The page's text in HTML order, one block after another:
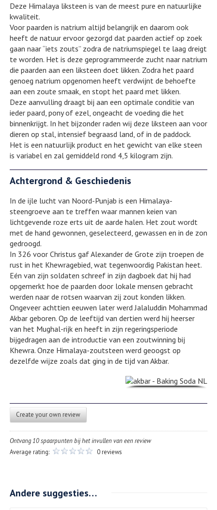
Deze Himalaya liksteen is van de meest pure en natuurlijke
kwaliteit.
Voor paarden is natrium altijd belangrijk en daarom ook
heeft de natuur ervoor gezorgd dat paarden actief op zoek
gaan naar “iets zouts” zodra de natriumspiegel te laag dreigt
te worden. Het is deze geprogrammeerde zucht naar natrium
die paarden aan een liksteen doet likken. Zodra het paard
genoeg natrium opgenomen heeft verdwijnt de behoefte
aan een zoute smaak, en stopt het paard met likken.
Deze aanvulling draagt bij aan een optimale conditie van
ieder paard, pony of ezel, ongeacht de voeding die het
binnenkrijgt. In het bijzonder raden wij deze liksteen aan voor
dieren op stal, intensief begraasd land, of in de paddock.
Het is een natuurlijk product en het gewicht van elke steen
is variabel en zal gemiddeld rond 4,5 kilogram zijn.
Achtergrond & Geschiedenis
In de ijle lucht van Noord-Punjab is een Himalaya-
steengroeve aan te treffen waar mannen keien van
lichtgevende roze erts uit de aarde halen. Het zout wordt
met de hand gewonnen, geselecteerd, gewassen en in de zon
gedroogd.
In 326 voor Christus gaf Alexander de Grote zijn troepen de
rust in het Khewragebied, wat tegenwoordig Pakistan heet.
Eén van zijn soldaten schreef in zijn dagboek dat hij had
opgemerkt hoe de paarden door lokale mensen gebracht
werden naar de rotsen waarvan zij zout konden likken.
Ongeveer achttien eeuwen later werd Jalaluddin Mohammad
Akbar geboren. Op de leeftijd van dertien werd hij heerser
van het Mughal-rijk en heeft in zijn regeringsperiode
bijgedragen aan de introductie van een zoutwinning bij
Khewra. Onze Himalaya-zoutsteen werd geoogst op
dezelfde wijze zoals dat ging in de tijd van Akbar.
Create your own review
Ontvang 10 spaarpunten bij het invullen van een review
Average rating:
0 reviews
Andere suggesties…